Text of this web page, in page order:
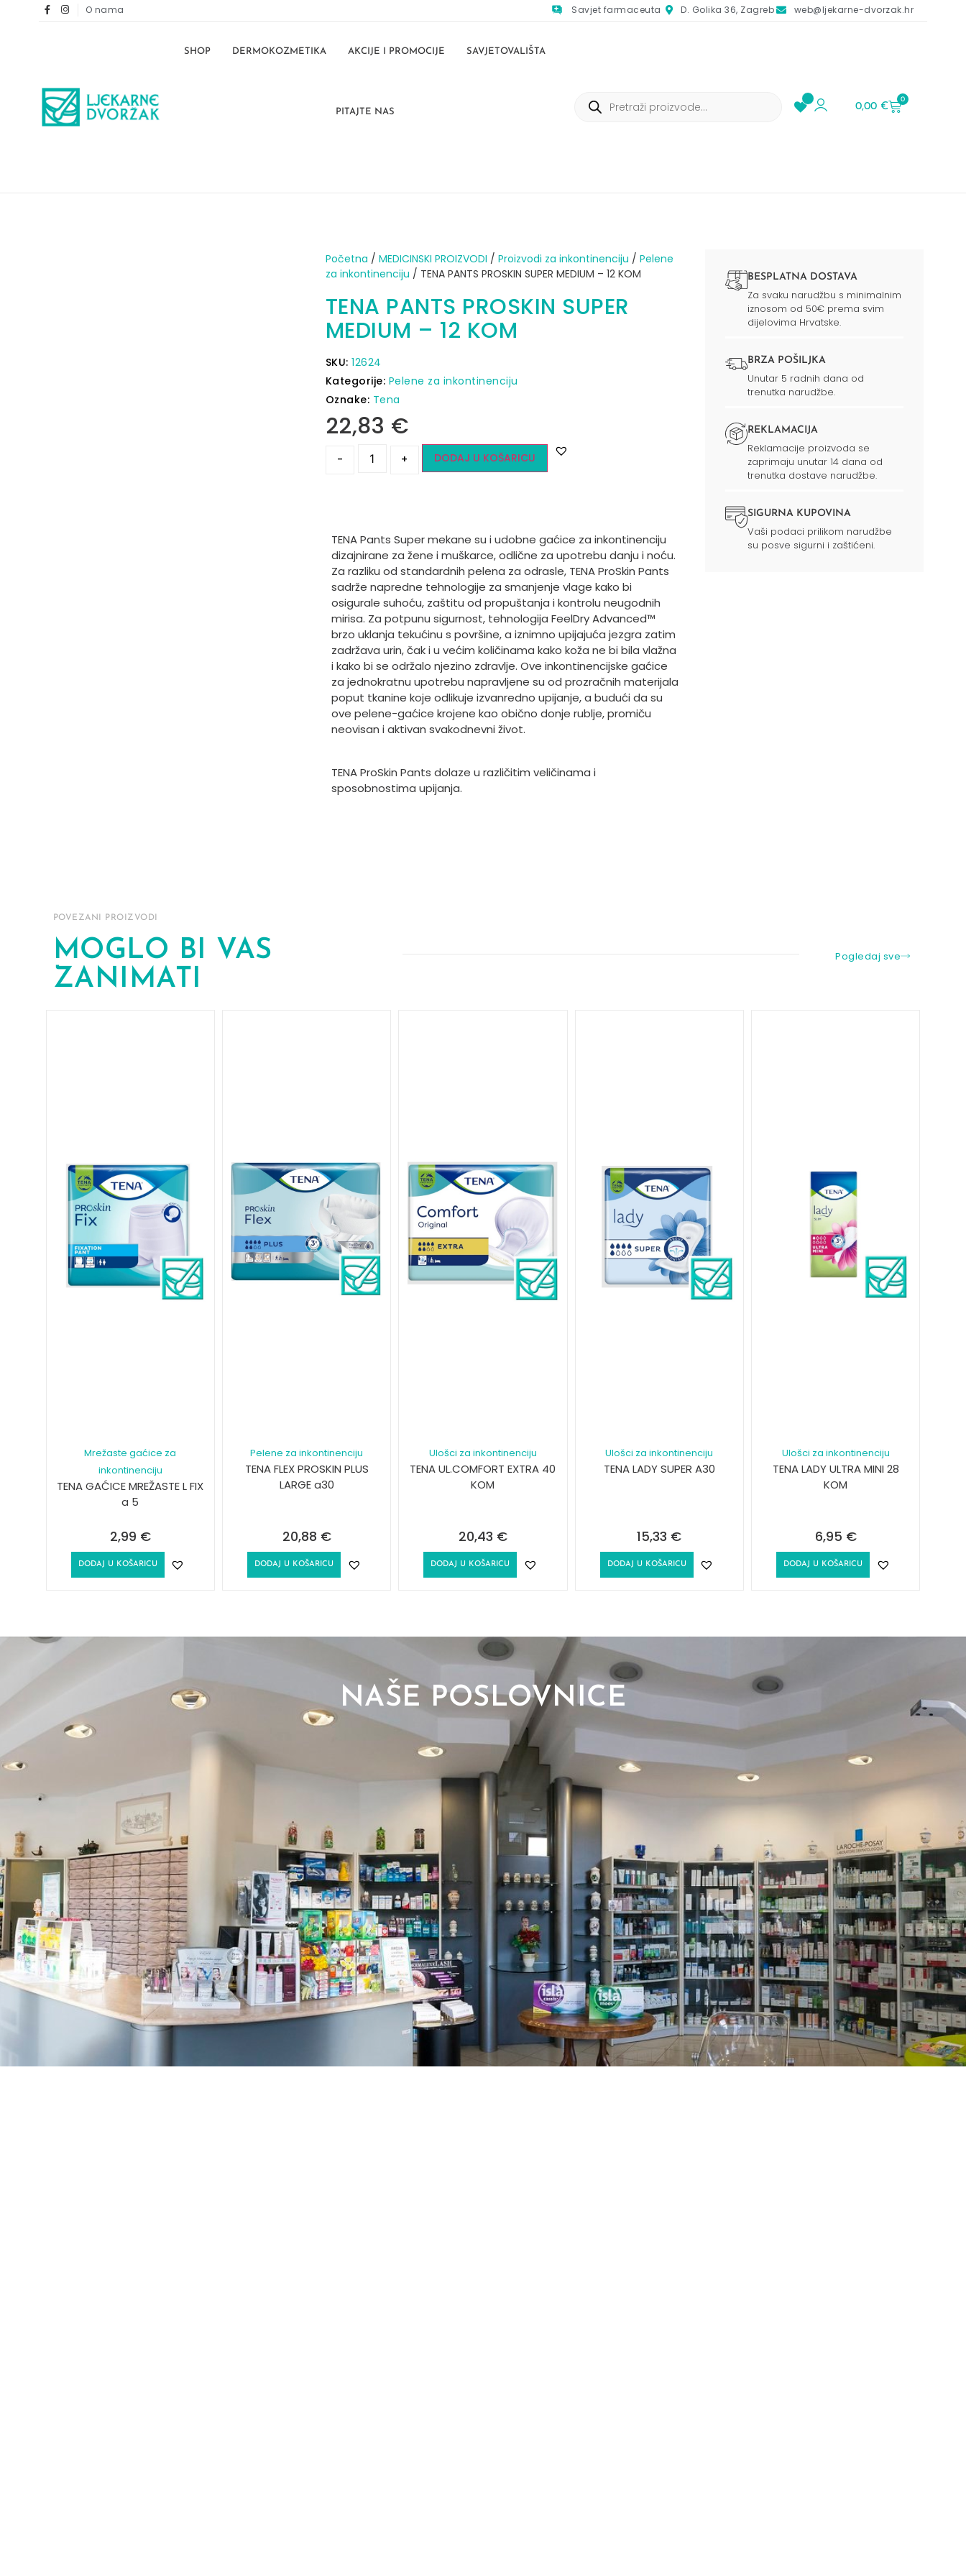
O nama Savjet farmaceuta D. Golika 36, Zagreb web@ljekarne-dvorzak.hr
SHOP DERMOKOZMETIKA AKCIJE I PROMOCIJE SAVJETOVALIŠTA
PITAJTE NAS 0,00€
0
Početna / MEDICINSKI PROIZVODI / Proizvodi za inkontinenciju / Pelene
za inkontinenciju / TENA PANTS PROSKIN SUPER MEDIUM – 12 KOM
TENA PANTS PROSKIN SUPER
MEDIUM – 12 KOM
SKU: 12624
Kategorije: Pelene za inkontinenciju
Oznake: Tena
22,83 €
- + DODAJ U KOŠARICU
TENA Pants Super mekane su i udobne gaćice za inkontinenciju
dizajnirane za žene i muškarce, odlične za upotrebu danju i noću.
Za razliku od standardnih pelena za odrasle, TENA ProSkin Pants
sadrže napredne tehnologije za smanjenje vlage kako bi
osigurale suhoću, zaštitu od propuštanja i kontrolu neugodnih
mirisa. Za potpunu sigurnost, tehnologija FeelDry Advanced™
brzo uklanja tekućinu s površine, a iznimno upijajuća jezgra zatim
zadržava urin, čak i u većim količinama kako koža ne bi bila vlažna
i kako bi se održalo njezino zdravlje. Ove inkontinencijske gaćice
za jednokratnu upotrebu napravljene su od prozračnih materijala
poput tkanine koje odlikuje izvanredno upijanje, a budući da su
ove pelene-gaćice krojene kao obično donje rublje, promiču
neovisan i aktivan svakodnevni život.
TENA ProSkin Pants dolaze u različitim veličinama i
sposobnostima upijanja.
BESPLATNA DOSTAVA
Za svaku narudžbu s minimalnim
iznosom od 50€ prema svim
dijelovima Hrvatske.
BRZA POŠILJKA
Unutar 5 radnih dana od
trenutka narudžbe.
REKLAMACIJA
Reklamacije proizvoda se
zaprimaju unutar 14 dana od
trenutka dostave narudžbe.
SIGURNA KUPOVINA
Vaši podaci prilikom narudžbe
su posve sigurni i zaštićeni.
POVEZANI PROIZVODI
MOGLO BI VAS
ZANIMATI
Pogledaj sve
Mrežaste gaćice za
inkontinenciju
TENA GAĆICE MREŽASTE L FIX
a 5
2,99 €
DODAJ U KOŠARICU
Pelene za inkontinenciju
TENA FLEX PROSKIN PLUS
LARGE a30
20,88 €
DODAJ U KOŠARICU
Ulošci za inkontinenciju
TENA UL.COMFORT EXTRA 40
KOM
20,43 €
DODAJ U KOŠARICU
Ulošci za inkontinenciju
TENA LADY SUPER A30
15,33 €
DODAJ U KOŠARICU
Ulošci za inkontinenciju
TENA LADY ULTRA MINI 28
KOM
6,95 €
DODAJ U KOŠARICU
NAŠE POSLOVNICE